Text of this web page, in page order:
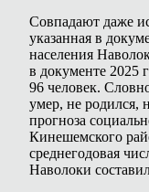
Совпадают даже
указанная в
населения
в документе 2025
96 человек.
умер, не родился,
прогноза
Кинешемского
среднегодовая
Наволоки